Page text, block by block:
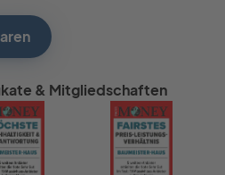
& Mitgliedschaften